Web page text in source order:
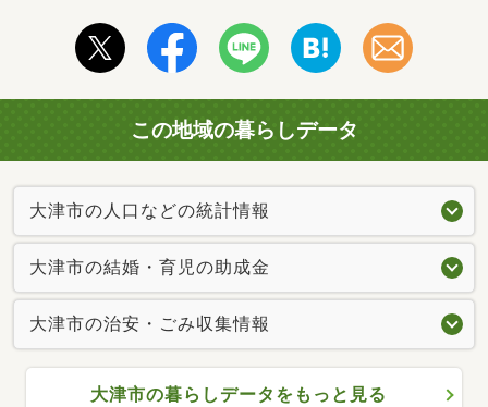
この地域の暮らしデータ
大津市の人口などの統計情報
大津市の結婚・育児の助成金
大津市の治安・ごみ収集情報
大津市の暮らしデータをもっと見る